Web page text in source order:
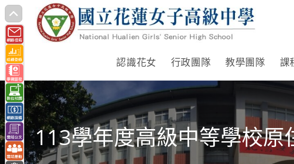
跳
轉
至
主
要
內
容
認識花女 行政團隊 教學團隊 課
113學年度高級中等學校